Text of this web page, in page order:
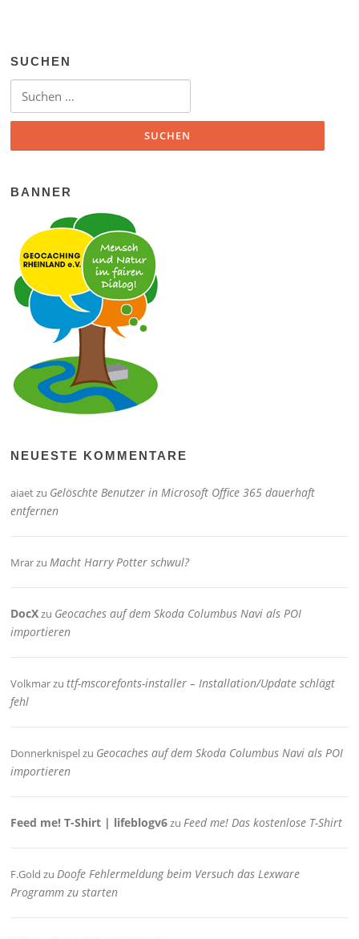
SUCHEN
Suchen nach:
BANNER
NEUESTE KOMMENTARE
aiaetzu Gelöschte Benutzer in Microsoft Office 365 dauerhaft
entfernen
MrarzuMacht Harry Potter schwul?
DocXzu Geocaches auf dem Skoda Columbus Navi als POI
importieren
Volkmarzuttf-mscorefonts-installer – Installation/Update schlägt
fehl
Donnerknispelzu Geocaches auf dem Skoda Columbus Navi als POI
importieren
Feed me! T-Shirt | lifeblogv6zuFeed me! Das kostenlose T-Shirt
F.Gold zuDoofe Fehlermeldung beim Versuch das Lexware
Programm zu starten